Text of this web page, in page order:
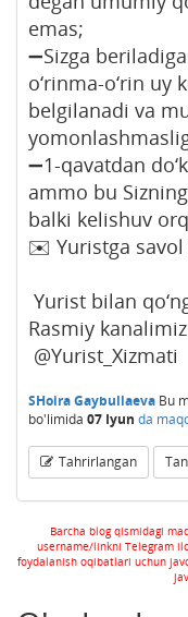
emas;
➖Sizga
o‘rinma-o‘rin
belgilanadi va
➖1-qavatdan
ammo bu
balki kelishuv
✉️ Yuristga savol
Yurist bilan
Rasmiy
@Yurist_Xizmati
SHoira Gaybullaeva Bu
bo'limida 07 Iyun da
Tahrirlangan
Barcha blog qismidagi
username/linkni Telegram
foydalanish oqibatlari uchun